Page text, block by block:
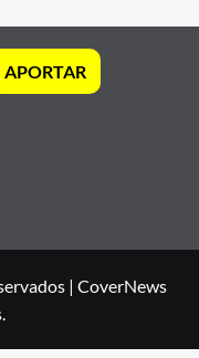
APORTAR
| CoverNews